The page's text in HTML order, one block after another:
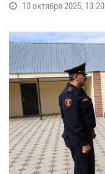
10 октября 2025, 13:20